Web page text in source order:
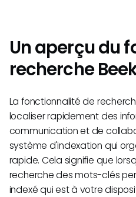
Un aperçu du
recherche
La fonctionnalité de
localiser rapidement des
communication et de
système d'indexation qui
rapide. Cela signifie que
recherche des mots-clés
indexé qui est à votre